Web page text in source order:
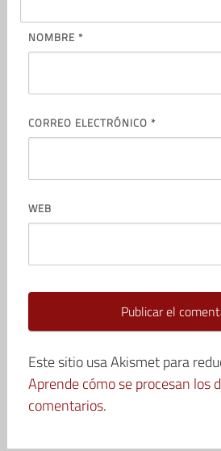
NOMBRE *
CORREO ELECTRÓNICO *
WEB
Este sitio usa Akismet para
Aprende cómo se procesan los
comentarios.